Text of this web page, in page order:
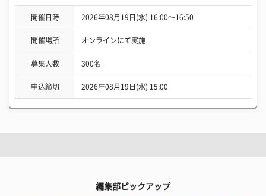
開催日時 2026年08月19日(水) 16:00〜16:50
開催場所 オンラインにて実施
募集人数 300名
申込締切 2026年08月19日(水) 15:00
編集部ピックアップ